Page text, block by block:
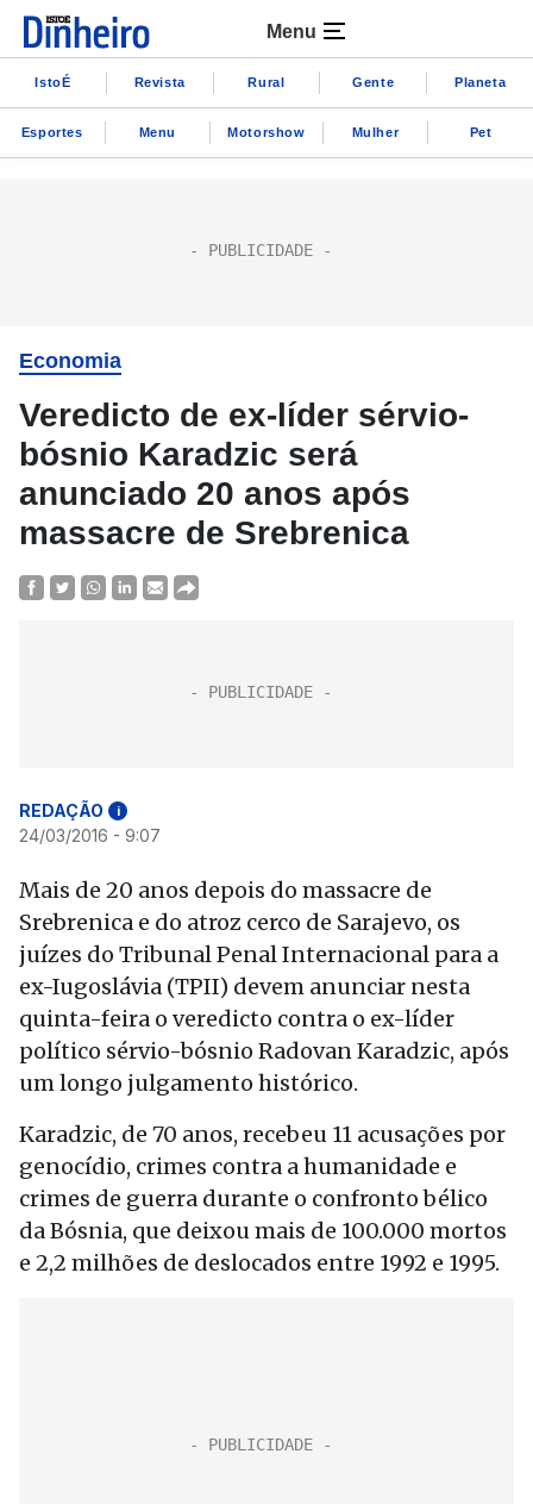
Menu
IstoÉ Revista Rural Gente Planeta
Esportes Menu Motorshow Mulher Pet
Economia
Veredicto de ex-líder sérvio-
bósnio Karadzic será
anunciado 20 anos após
massacre de Srebrenica
REDAÇÃO i
24/03/2016 - 9:07
Mais de 20 anos depois do massacre de
Srebrenica e do atroz cerco de Sarajevo, os
juízes do Tribunal Penal Internacional para a
ex-Iugoslávia (TPII) devem anunciar nesta
quinta-feira o veredicto contra o ex-líder
político sérvio-bósnio Radovan Karadzic, após
um longo julgamento histórico.
Karadzic, de 70 anos, recebeu 11 acusações por
genocídio, crimes contra a humanidade e
crimes de guerra durante o confronto bélico
da Bósnia, que deixou mais de 100.000 mortos
e 2,2 milhões de deslocados entre 1992 e 1995.